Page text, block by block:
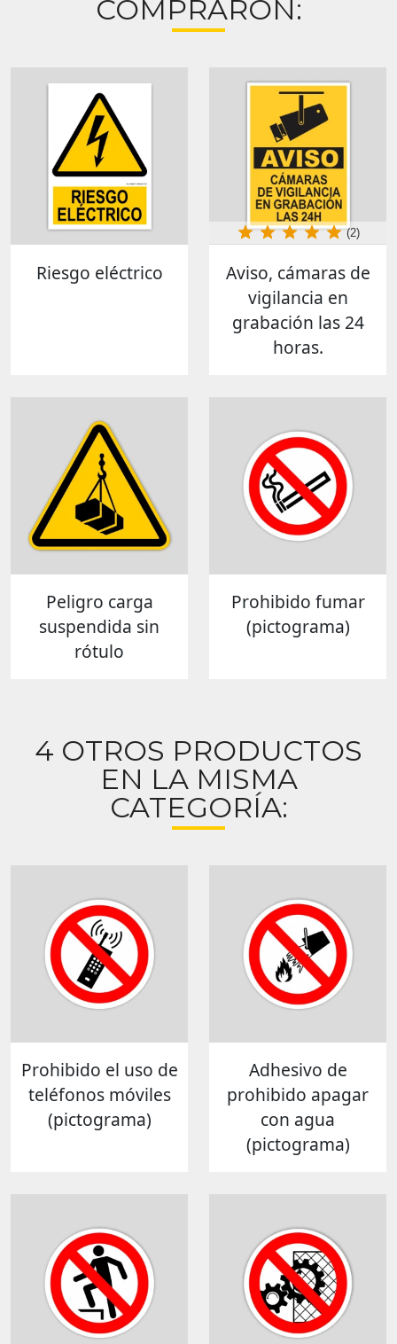
COMPRARON:
Riesgo eléctrico
Aviso, cámaras de
vigilancia en
grabación las 24
horas.
(2)
Peligro carga
suspendida sin
rótulo
Prohibido fumar
(pictograma)
4 OTROS PRODUCTOS
EN LA MISMA
CATEGORÍA:
Prohibido el uso de
teléfonos móviles
(pictograma)
Adhesivo de
prohibido apagar
con agua
(pictograma)